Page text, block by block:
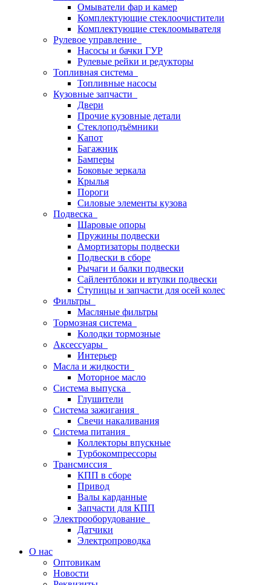
Омыватели фар и камер
Комплектующие стеклоочистители
Комплектующие стеклоомывателя
Рулевое управление
Насосы и бачки ГУР
Рулевые рейки и редукторы
Топливная система
Топливные насосы
Кузовные запчасти
Двери
Прочие кузовные детали
Стеклоподъёмники
Капот
Багажник
Бамперы
Боковые зеркала
Крылья
Пороги
Силовые элементы кузова
Подвеска
Шаровые опоры
Пружины подвески
Амортизаторы подвески
Подвески в сборе
Рычаги и балки подвески
Сайлентблоки и втулки подвески
Ступицы и запчасти для осей колес
Фильтры
Масляные фильтры
Тормозная система
Колодки тормозные
Аксессуары
Интерьер
Масла и жидкости
Моторное масло
Система выпуска
Глушители
Система зажигания
Свечи накаливания
Система питания
Коллекторы впускные
Турбокомпрессоры
Трансмиссия
КПП в сборе
Привод
Валы карданные
Запчасти для КПП
Электрооборудование
Датчики
Электропроводка
О нас
Оптовикам
Новости